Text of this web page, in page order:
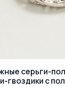
серьги-
гвоздики с